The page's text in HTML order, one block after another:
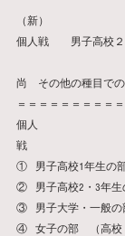
（新）
個人戦　　男子高校
尚　その他の種目で
＝＝＝＝＝＝＝＝＝
個人
①   男子高校1年生の
②   男子高校2・3年生
③   男子大学・一般の
④   女子の部　（高校